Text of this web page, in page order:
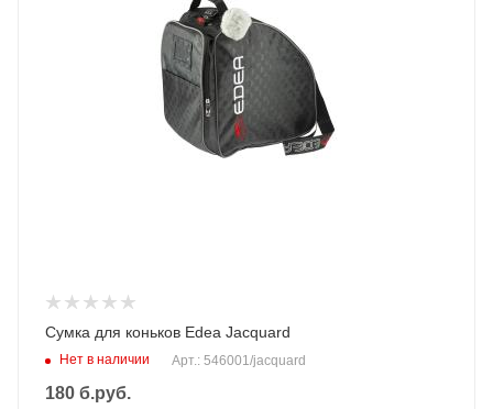
Сумка для коньков Edea Jacquard
Нет в наличии Арт.: 546001/jacquard
180 б.руб.